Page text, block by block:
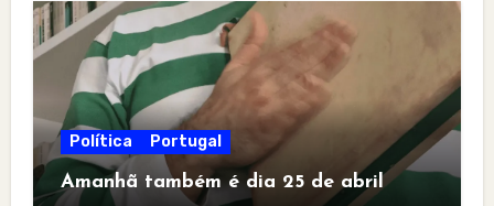
Política Portugal
Amanhã também é dia 25 de abril